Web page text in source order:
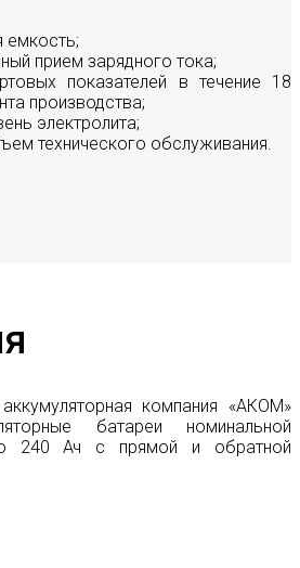
емкость;
прием зарядного тока;
показателей в течение 18
производства;
электролита;
технического обслуживания.
компания «АКОМ»
батареи номинальной
240 Ач с прямой и обратной